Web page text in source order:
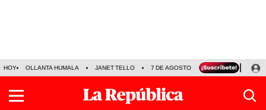
HOY OLLANTA HUMALA JANET TELLO 7 DE AGOSTO TINKA RESULTADOS